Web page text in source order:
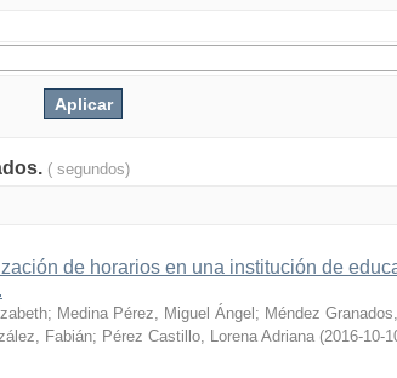
( segundos)
de horarios en una institución de
; Medina Pérez, Miguel Ángel ; Méndez
Fabián; Pérez Castillo, Lorena Adriana (2016-10-